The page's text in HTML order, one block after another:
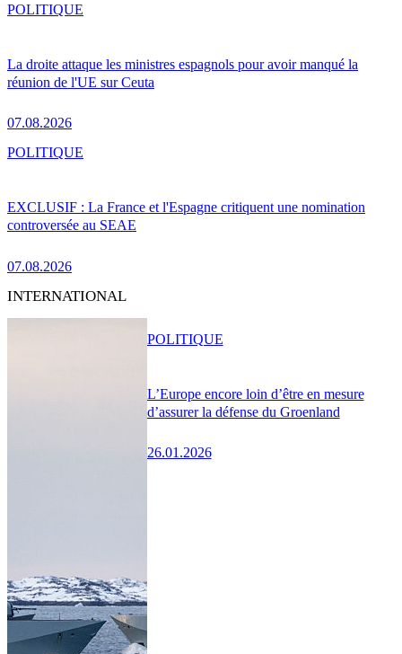
La droite attaque les ministres espagnols pour avoir manqué la
réunion de l'UE sur Ceuta
07.08.2026
POLITIQUE
EXCLUSIF : La France et l'Espagne critiquent une nomination
controversée au SEAE
07.08.2026
POLITIQUE
INTERNATIONAL
L’Europe encore loin d’être en mesure
d’assurer la défense du Groenland
26.01.2026
POLITIQUE